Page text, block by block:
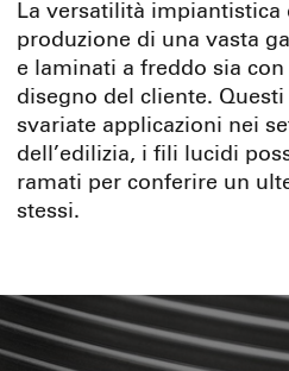
La versatilità impiantistica
produzione di una vasta
e laminati a freddo sia
disegno del cliente.
svariate applicazioni nei
dell’edilizia, i fili lucidi
ramati per conferire un
stessi.